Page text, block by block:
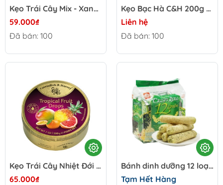
Kẹo Trái Cây Mix - Xanh Có Đường C&H 200g - Germany
59.000₫
Đã bán: 100
Kẹo Bạc Hà C&H 200g _ Germany
Liên hệ
Đã bán: 100
Kẹo Trái Cây Nhiệt Đới C&H 200g _ Germany
65.000₫
Bánh dinh dưỡng 12 loại ngũ cốc vị tự nhiên - Đài Loan gói 180g
Tạm Hết Hàng